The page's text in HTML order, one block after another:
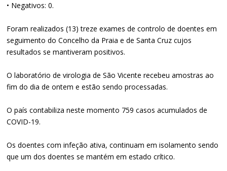
• Negativos: 0.
Foram realizados (13) treze exames de controlo de doentes em
seguimento do Concelho da Praia e de Santa Cruz cujos
resultados se mantiveram positivos.
O laboratório de virologia de São Vicente recebeu amostras ao
fim do dia de ontem e estão sendo processadas.
O país contabiliza neste momento 759 casos acumulados de
COVID-19.
Os doentes com infeção ativa, continuam em isolamento sendo
que um dos doentes se mantém em estado crítico.